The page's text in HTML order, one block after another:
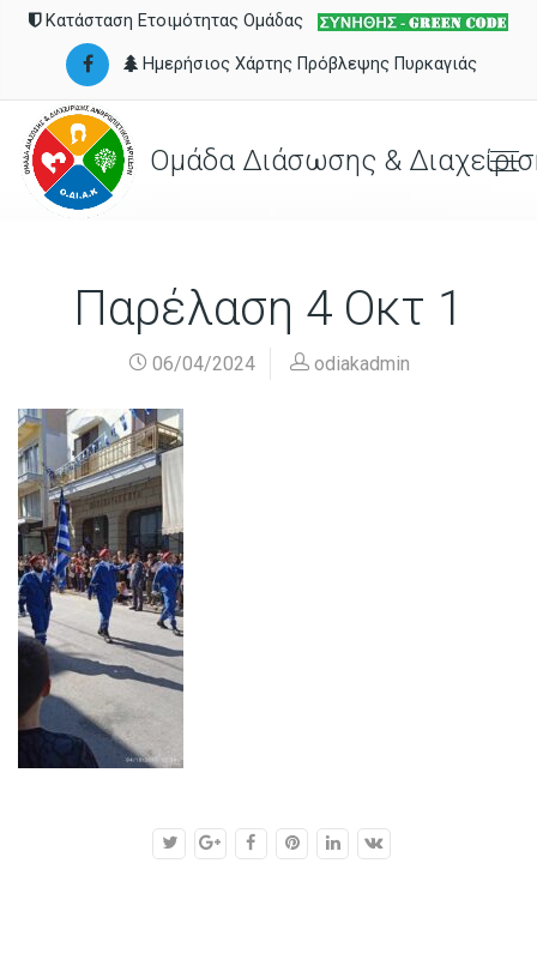
Κατάσταση Ετοιμότητας Ομάδας
Ημερήσιος Χάρτης Πρόβλεψης Πυρκαγιάς
Ομάδα Διάσωσης &
Παρέλαση 4 Οκτ 1
06/04/2024 odiakadmin